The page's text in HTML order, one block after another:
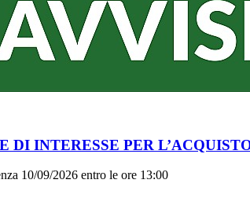
DI INTERESSE PER
10/09/2026 entro le ore 13:00